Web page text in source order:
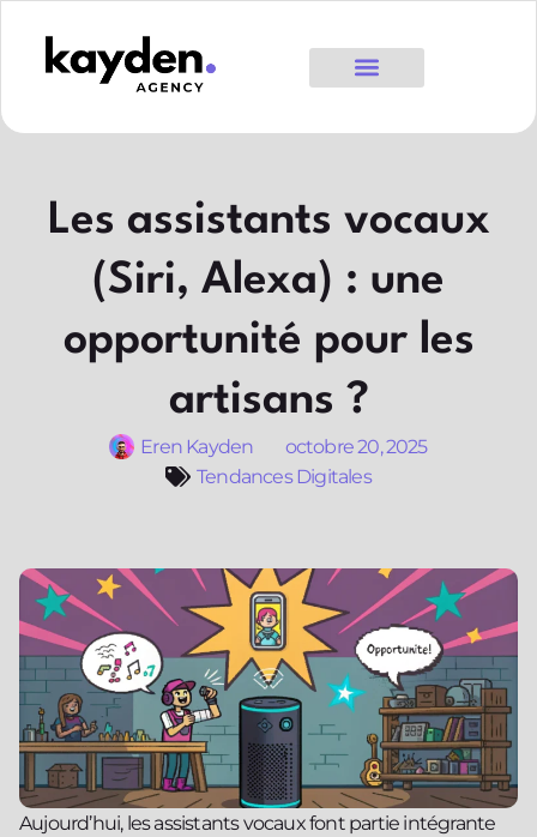
Les assistants vocaux
(Siri, Alexa) : une
opportunité pour les
artisans ?
Eren Kayden
octobre 20, 2025
Tendances Digitales
Aujourd’hui, les assistants vocaux font partie intégrante